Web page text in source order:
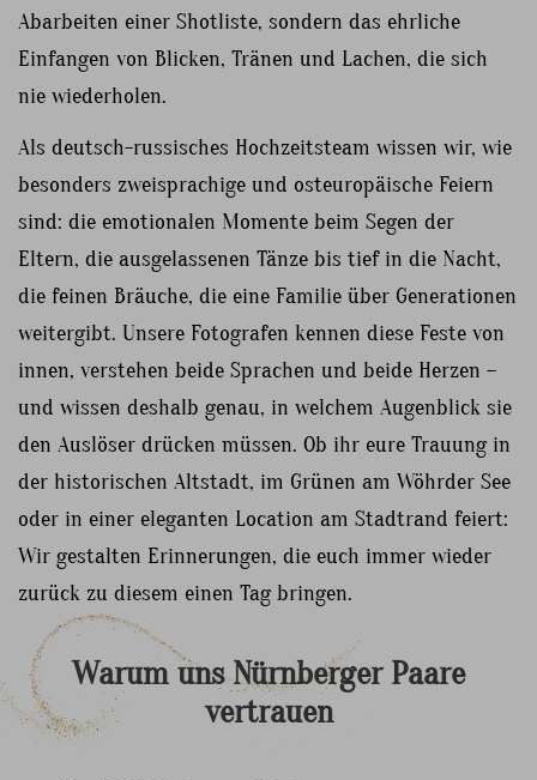
Abarbeiten einer Shotliste, sondern das ehrliche
Einfangen von Blicken, Tränen und Lachen, die sich
nie wiederholen.
Als deutsch-russisches Hochzeitsteam wissen wir, wie
besonders zweisprachige und osteuropäische Feiern
sind: die emotionalen Momente beim Segen der
Eltern, die ausgelassenen Tänze bis tief in die Nacht,
die feinen Bräuche, die eine Familie über Generationen
weitergibt. Unsere Fotografen kennen diese Feste von
innen, verstehen beide Sprachen und beide Herzen –
und wissen deshalb genau, in welchem Augenblick sie
den Auslöser drücken müssen. Ob ihr eure Trauung in
der historischen Altstadt, im Grünen am Wöhrder See
oder in einer eleganten Location am Stadtrand feiert:
Wir gestalten Erinnerungen, die euch immer wieder
zurück zu diesem einen Tag bringen.
Warum uns Nürnberger Paare
vertrauen